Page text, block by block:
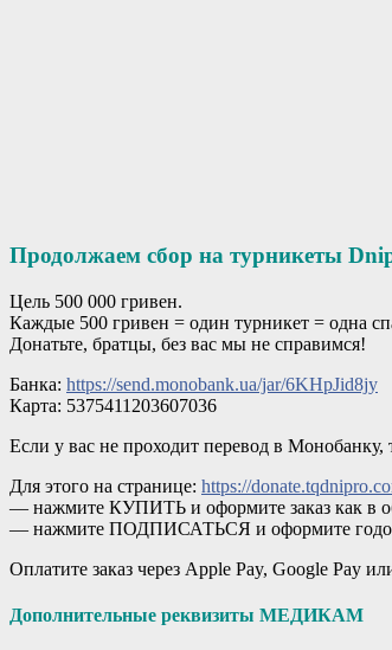
Продолжаем сбор на турникеты
Цель 500 000 гривен.
Каждые 500 гривен = один турникет = одна
Донатьте, братцы, без вас мы не справимся!
Банка: https://send.monobank.ua/jar/6KHpJid8jy
Карта: 5375411203607036
Если у вас не проходит перевод в
Для этого на странице: https://
— нажмите КУПИТЬ и оформите заказ как в
— нажмите ПОДПИСАТЬСЯ и оформите
Оплатите заказ через Apple Pay, Google Pay
Дополнительные реквизиты МЕДИКАМ